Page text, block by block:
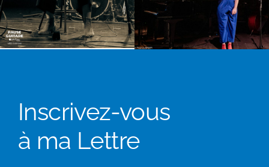
Inscrivez-vous
à ma Lettre